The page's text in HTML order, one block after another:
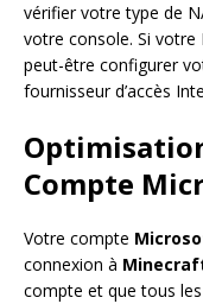
vérifier votre type de
votre console. Si
peut-être configurer
fournisseur d’accès
Compte
Votre compte
connexion à
compte et que tous